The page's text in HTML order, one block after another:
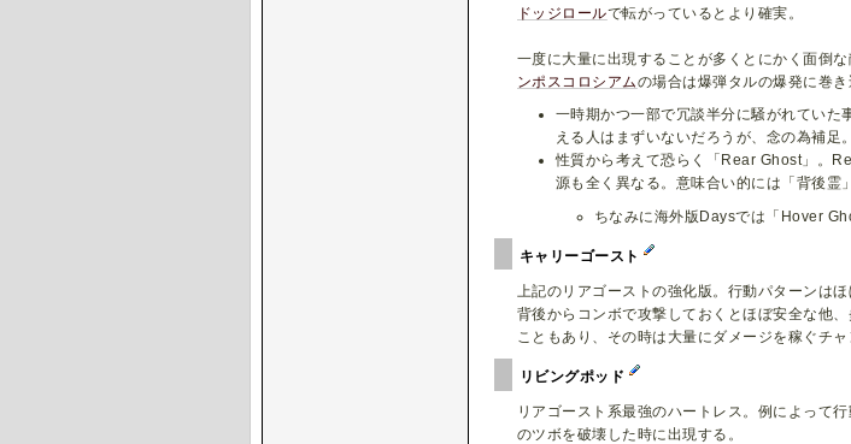
ドッジロールで転がっているとより確実。
一度に大量に出現することが多くとにかく面倒
ンポスコロシアムの場合は爆弾タルの爆発に巻
一時期かつ一部で冗談半分に騒がれていた
える人はまずいないだろうが、念の為補足。
性質から考えて恐らく「Rear Ghost」。
源も全く異なる。意味合い的には「背後霊
ちなみに海外版Daysでは「Hover
キャリーゴースト
上記のリアゴーストの強化版。行動パターンは
背後からコンボで攻撃しておくとほぼ安全な他
こともあり、その時は大量にダメージを稼ぐチャ
リビングポッド
リアゴースト系最強のハートレス。例によって行
のツボを破壊した時に出現する。